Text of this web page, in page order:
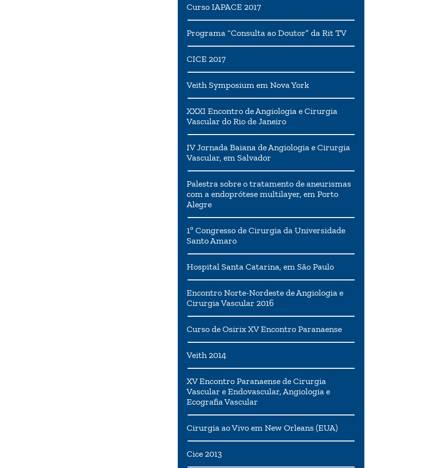
Curso IAPACE 2017
Programa “Consulta ao Doutor” da Rit TV
CICE 2017
Veith Symposium em Nova York
XXXI Encontro de Angiologia e Cirurgia
Vascular do Rio de Janeiro
IV Jornada Baiana de Angiologia e Cirurgia
Vascular, em Salvador
Palestra sobre o tratamento de aneurismas
com a endoprótese multilayer, em Porto
Alegre
1º Congresso de Cirurgia da Universidade
Santo Amaro
Hospital Santa Catarina, em São Paulo
Encontro Norte-Nordeste de Angiologia e
Cirurgia Vascular 2016
Curso de Osirix XV Encontro Paranaense
Veith 2014
XV Encontro Paranaense de Cirurgia
Vascular e Endovascular, Angiologia e
Ecografia Vascular
Cirurgia ao Vivo em New Orleans (EUA)
Cice 2013